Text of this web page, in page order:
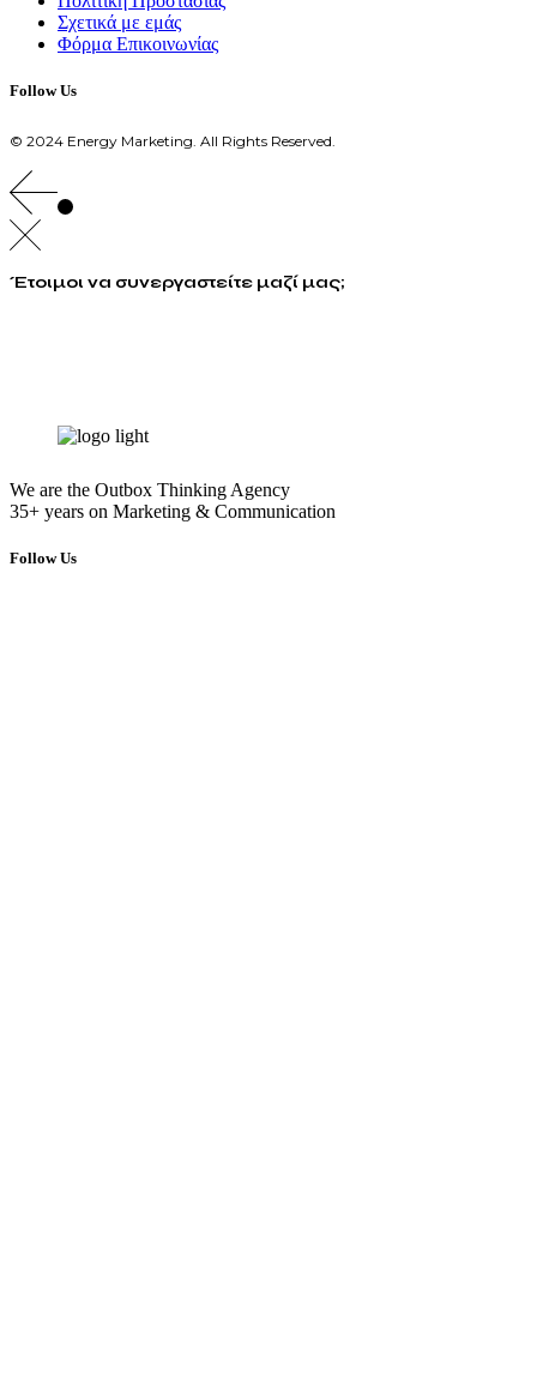
Σχετικά με εμάς
Φόρμα Επικοινωνίας
Follow Us
© 2024 Energy Marketing. All Rights Reserved.
Έτοιμοι να συνεργαστείτε μαζί μας;
We are the Outbox Thinking Agency
35+ years on Marketing & Communication
Follow Us